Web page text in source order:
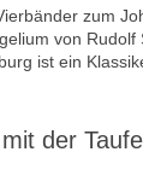
zum
von
ist ein
der